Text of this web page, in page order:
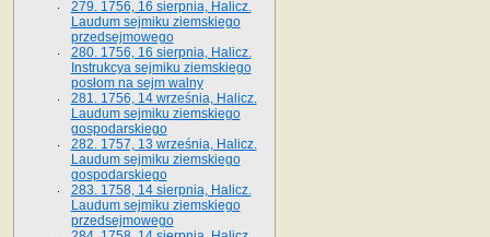
279. 1756, 16 sierpnia, Halicz.
Laudum sejmiku ziemskiego
przedsejmowego
280. 1756, 16 sierpnia, Halicz.
Instrukcya sejmiku ziemskiego
posłom na sejm walny
281. 1756, 14 września, Halicz.
Laudum sejmiku ziemskiego
gospodarskiego
282. 1757, 13 września, Halicz.
Laudum sejmiku ziemskiego
gospodarskiego
283. 1758, 14 sierpnia, Halicz.
Laudum sejmiku ziemskiego
przedsejmowego